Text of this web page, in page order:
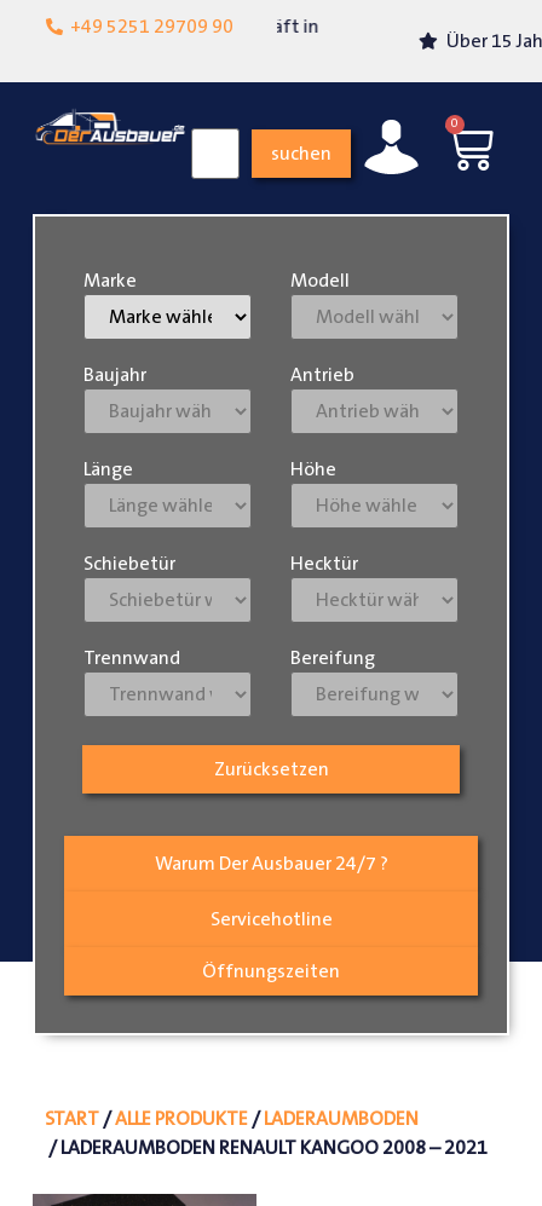
+49 5251 29709 90
Lokalgeschäft in
Über 15 Jahre Erfahrung
suchen
0
Warum Der Ausbauer 24/7 ?
Servicehotline
Öffnungszeiten
Marke Modell
Baujahr Antrieb
Länge Höhe
Schiebetür Hecktür
Trennwand Bereifung
Zurücksetzen
START/ALLE PRODUKTE/LADERAUMBODEN
/ LADERAUMBODEN RENAULT KANGOO 2008 – 2021